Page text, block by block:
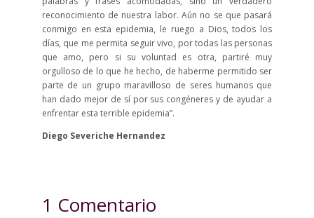
reconocimiento de nuestra labor. Aún no se que pasará
conmigo en esta epidemia, le ruego a Dios, todos los
días, que me permita seguir vivo, por todas las personas
que amo, pero si su voluntad es otra, partiré muy
orgulloso de lo que he hecho, de haberme permitido ser
parte de un grupo maravilloso de seres humanos que
han dado mejor de sí por sus congéneres y de ayudar a
enfrentar esta terrible epidemia”.
Diego Severiche Hernandez
1 Comentario